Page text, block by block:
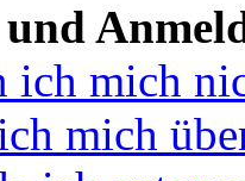
ich mich
mich